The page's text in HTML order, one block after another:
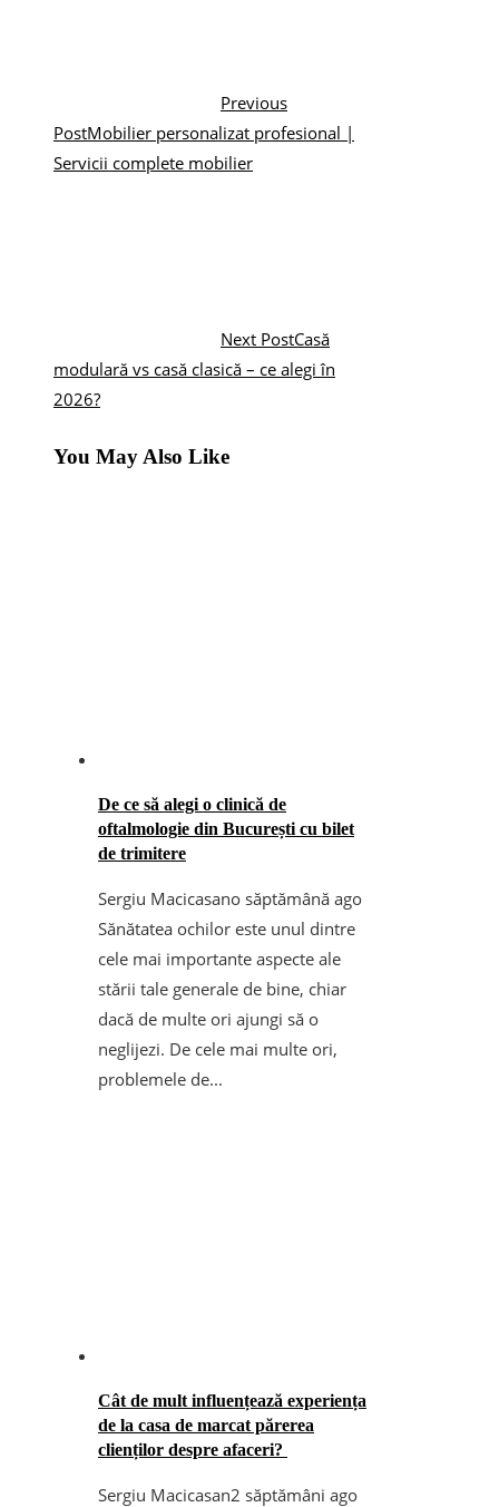
Previous
PostMobilier personalizat profesional |
Servicii complete mobilier
Next PostCasă
modulară vs casă clasică – ce alegi în
2026?
You May Also Like
De ce să alegi o clinică de
oftalmologie din București cu bilet
de trimitere
Sergiu Macicasano săptămână ago
Sănătatea ochilor este unul dintre
cele mai importante aspecte ale
stării tale generale de bine, chiar
dacă de multe ori ajungi să o
neglijezi. De cele mai multe ori,
problemele de...
Cât de mult influențează experiența
de la casa de marcat părerea
clienților despre afaceri?
Sergiu Macicasan2 săptămâni ago